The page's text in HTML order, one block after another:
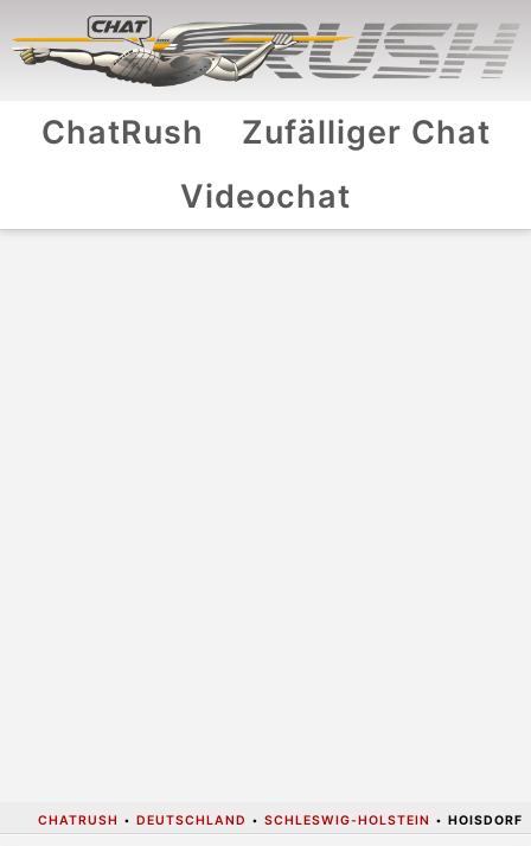
ChatRush
Zufälliger Chat
Videochat
CHATRUSH • DEUTSCHLAND • SCHLESWIG-HOLSTEIN • HOISDORF